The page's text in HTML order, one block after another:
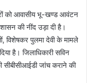
को आवासीय भू-खण्ड आवंटन
की नींद उड़ा दी है।
विशेषकर पुलमा देवी के मामले
है। जिलाधिकारी सविन
जांच कराने की